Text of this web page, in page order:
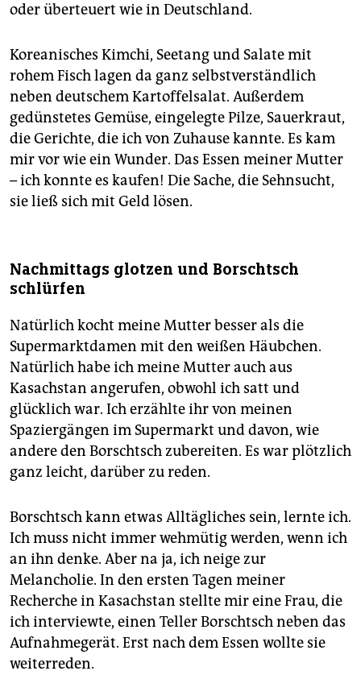
oder überteuert wie in Deutschland.
Koreanisches Kimchi, Seetang und Salate mit
rohem Fisch lagen da ganz selbstverständlich
neben deutschem Kartoffelsalat. Außerdem
gedünstetes Gemüse, eingelegte Pilze, Sauerkraut,
die Gerichte, die ich von Zuhause kannte. Es kam
mir vor wie ein Wunder. Das Essen meiner Mutter
– ich konnte es kaufen! Die Sache, die Sehnsucht,
sie ließ sich mit Geld lösen.
Nachmittags glotzen und Borschtsch
schlürfen
Natürlich kocht meine Mutter besser als die
Supermarktdamen mit den weißen Häubchen.
Natürlich habe ich meine Mutter auch aus
Kasachstan angerufen, obwohl ich satt und
glücklich war. Ich erzählte ihr von meinen
Spaziergängen im Supermarkt und davon, wie
andere den Borschtsch zubereiten. Es war plötzlich
ganz leicht, darüber zu reden.
Borschtsch kann etwas Alltägliches sein, lernte ich.
Ich muss nicht immer wehmütig werden, wenn ich
an ihn denke. Aber na ja, ich neige zur
Melancholie. In den ersten Tagen meiner
Recherche in Kasachstan stellte mir eine Frau, die
ich interviewte, einen Teller Borschtsch neben das
Aufnahmegerät. Erst nach dem Essen wollte sie
weiterreden.